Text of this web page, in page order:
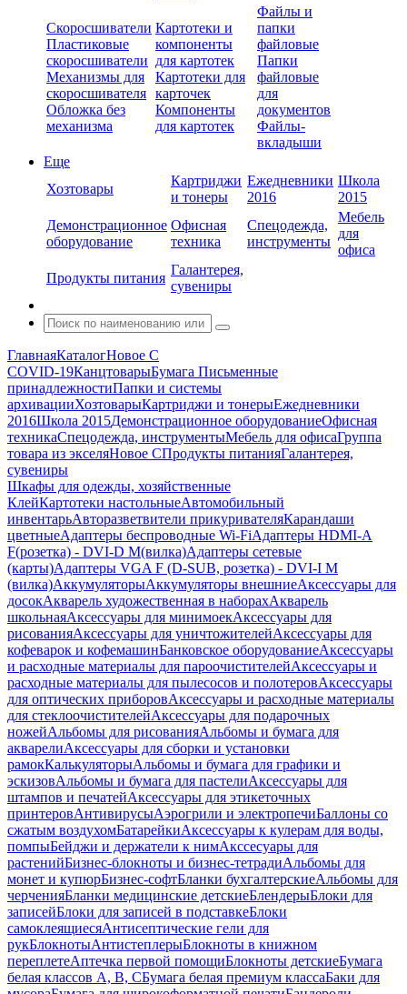
Скоросшиватели
Пластиковые
скоросшиватели
Механизмы для
скоросшивателя
Обложка без
механизма
Картотеки и
компоненты
для картотек
Картотеки для
карточек
Компоненты
для картотек
Файлы и
папки
файловые
Папки
файловые
для
документов
Файлы-
вкладыши
Еще
Хозтовары
Картриджи
и тонеры
Ежедневники
2016
Школа
2015
Демонстрационное
оборудование
Офисная
техника
Спецодежда,
инструменты
Мебель
для
офиса
Продукты питания
Галантерея,
сувениры
ГлавнаяКаталогНовое С
COVID-19КанцтоварыБумага Письменные
принадлежностиПапки и системы
архивацииХозтоварыКартриджи и тонерыЕжедневники
2016Школа 2015Демонстрационное оборудованиеОфисная
техникаСпецодежда, инструментыМебель для офисаГруппа
товара из экселяНовое СПродукты питанияГалантерея,
сувениры
Шкафы для одежды, хозяйственные
КлейКартотеки настольныеАвтомобильный
инвентарьАвторазветвители прикуривателяКарандаши
цветныеАдаптеры беспроводные Wi-FiАдаптеры HDMI-A
F(розетка) - DVI-D M(вилка)Адаптеры сетевые
(карты)Адаптеры VGA F (D-SUB, розетка) - DVI-I M
(вилка)АккумуляторыАккумуляторы внешниеАксессуары для
досокАкварель художественная в наборахАкварель
школьнаяАксессуары для минимоекАксессуары для
рисованияАксессуары для уничтожителейАксессуары для
кофеварок и кофемашинБанковское оборудованиеАксессуары
и расходные материалы для пароочистителейАксессуары и
расходные материалы для пылесосов и полотеровАксессуары
для оптических приборовАксессуары и расходные материалы
для стеклоочистителейАксессуары для подарочных
ножейАльбомы для рисованияАльбомы и бумага для
акварелиАксессуары для сборки и установки
рамокКалькуляторыАльбомы и бумага для графики и
эскизовАльбомы и бумага для пастелиАксессуары для
штампов и печатейАксессуары для этикеточных
принтеровАнтивирусыАэрогрили и электропечиБаллоны со
сжатым воздухомБатарейкиАксессуары к кулерам для воды,
помпыБейджи и держатели к нимАкссесуары для
растенийБизнес-блокноты и бизнес-тетрадиАльбомы для
монет и купюрБизнес-софтБланки бухгалтерскиеАльбомы для
черченияБланки медицинские детскиеБлендерыБлоки для
записейБлоки для записей в подставкеБлоки
самоклеящиесяАнтисептические гели для
рукБлокнотыАнтистеплерыБлокноты в книжном
переплетеАптечка первой помощиБлокноты детскиеБумага
белая классов А, В, СБумага белая премиум классаБаки для